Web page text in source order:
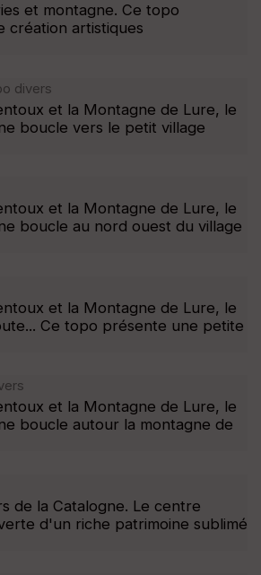
et montagne. Ce topo
création artistiques
divers
et la Montagne de Lure, le
boucle vers le petit village
et la Montagne de Lure, le
boucle au nord ouest du village
et la Montagne de Lure, le
Ce topo présente une petite
et la Montagne de Lure, le
boucle autour la montagne de
de la Catalogne. Le centre
d'un riche patrimoine sublimé